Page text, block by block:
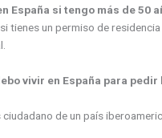
España si tengo más de 50
tienes un permiso de residencia
vivir en España para pedir
ciudadano de un país